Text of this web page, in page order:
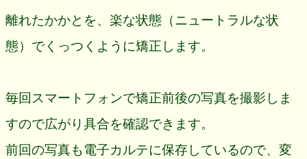
離れたかかとを、楽な状態（ニュートラルな状
態）でくっつくように矯正します。
毎回スマートフォンで矯正前後の写真を撮影しま
すので広がり具合を確認できます。
前回の写真も電子カルテに保存しているので、変